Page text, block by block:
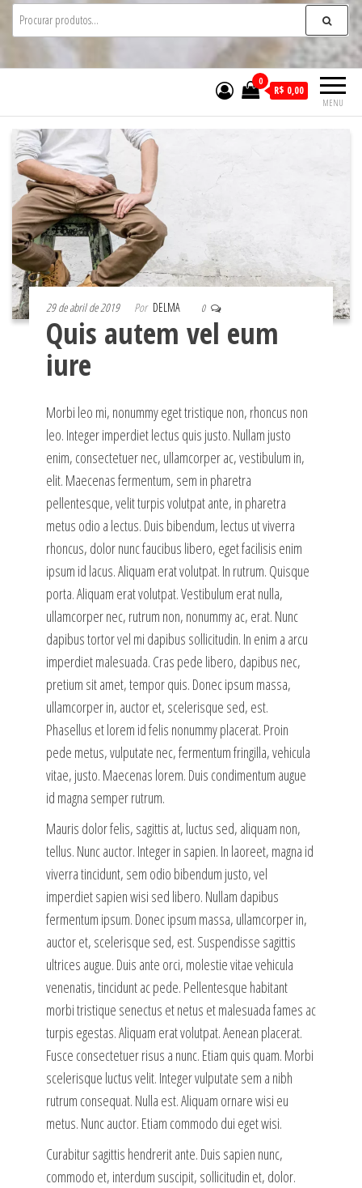
MENU
0
R$ 0,00
29 de abril de 2019 Por DELMA 0
Quis autem vel eum
iure
Morbi leo mi, nonummy eget tristique non, rhoncus non
leo. Integer imperdiet lectus quis justo. Nullam justo
enim, consectetuer nec, ullamcorper ac, vestibulum in,
elit. Maecenas fermentum, sem in pharetra
pellentesque, velit turpis volutpat ante, in pharetra
metus odio a lectus. Duis bibendum, lectus ut viverra
rhoncus, dolor nunc faucibus libero, eget facilisis enim
ipsum id lacus. Aliquam erat volutpat. In rutrum. Quisque
porta. Aliquam erat volutpat. Vestibulum erat nulla,
ullamcorper nec, rutrum non, nonummy ac, erat. Nunc
dapibus tortor vel mi dapibus sollicitudin. In enim a arcu
imperdiet malesuada. Cras pede libero, dapibus nec,
pretium sit amet, tempor quis. Donec ipsum massa,
ullamcorper in, auctor et, scelerisque sed, est.
Phasellus et lorem id felis nonummy placerat. Proin
pede metus, vulputate nec, fermentum fringilla, vehicula
vitae, justo. Maecenas lorem. Duis condimentum augue
id magna semper rutrum.
Mauris dolor felis, sagittis at, luctus sed, aliquam non,
tellus. Nunc auctor. Integer in sapien. In laoreet, magna id
viverra tincidunt, sem odio bibendum justo, vel
imperdiet sapien wisi sed libero. Nullam dapibus
fermentum ipsum. Donec ipsum massa, ullamcorper in,
auctor et, scelerisque sed, est. Suspendisse sagittis
ultrices augue. Duis ante orci, molestie vitae vehicula
venenatis, tincidunt ac pede. Pellentesque habitant
morbi tristique senectus et netus et malesuada fames ac
turpis egestas. Aliquam erat volutpat. Aenean placerat.
Fusce consectetuer risus a nunc. Etiam quis quam. Morbi
scelerisque luctus velit. Integer vulputate sem a nibh
rutrum consequat. Nulla est. Aliquam ornare wisi eu
metus. Nunc auctor. Etiam commodo dui eget wisi.
Curabitur sagittis hendrerit ante. Duis sapien nunc,
commodo et, interdum suscipit, sollicitudin et, dolor.